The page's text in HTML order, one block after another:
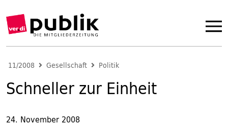
11/2008 Gesellschaft Politik
Schneller zur Einheit
24. November 2008